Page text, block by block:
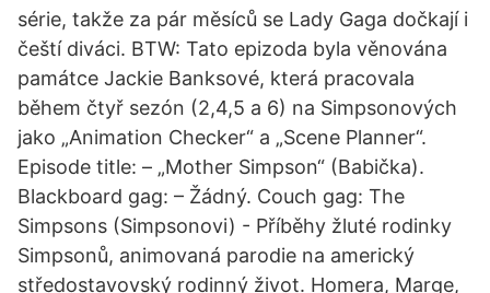
série, takže za pár měsíců se Lady Gaga dočkají i
čeští diváci. BTW: Tato epizoda byla věnována
památce Jackie Banksové, která pracovala
během čtyř sezón (2,4,5 a 6) na Simpsonových
jako „Animation Checker“ a „Scene Planner“.
Episode title: – „Mother Simpson“ (Babička).
Blackboard gag: – Žádný. Couch gag: The
Simpsons (Simpsonovi) - Příběhy žluté rodinky
Simpsonů, animovaná parodie na americký
středostavovský rodinný život. Homera, Marge,